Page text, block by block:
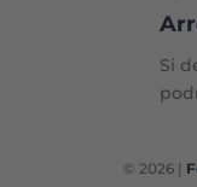
Si
© 2026 |